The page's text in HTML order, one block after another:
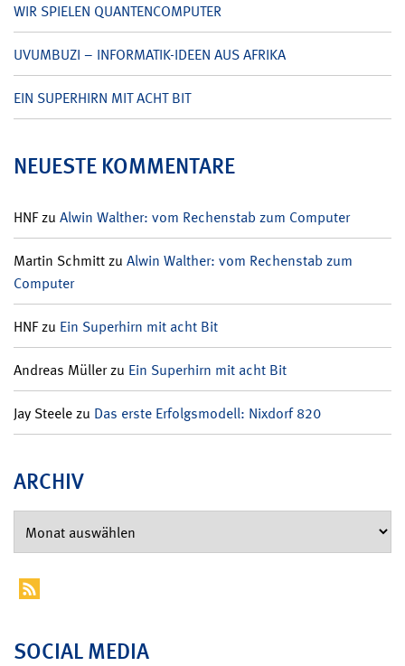
WIR SPIELEN QUANTENCOMPUTER
UVUMBUZI – INFORMATIK-IDEEN AUS AFRIKA
EIN SUPERHIRN MIT ACHT BIT
NEUESTE KOMMENTARE
HNFzu Alwin Walther: vom Rechenstab zum Computer
Martin Schmittzu Alwin Walther: vom Rechenstab zum
Computer
HNFzu Ein Superhirn mit acht Bit
Andreas Müllerzu Ein Superhirn mit acht Bit
Jay Steelezu Das erste Erfolgsmodell: Nixdorf 820
ARCHIV
SOCIAL MEDIA